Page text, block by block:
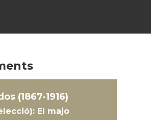
(1867-1916)
El majo